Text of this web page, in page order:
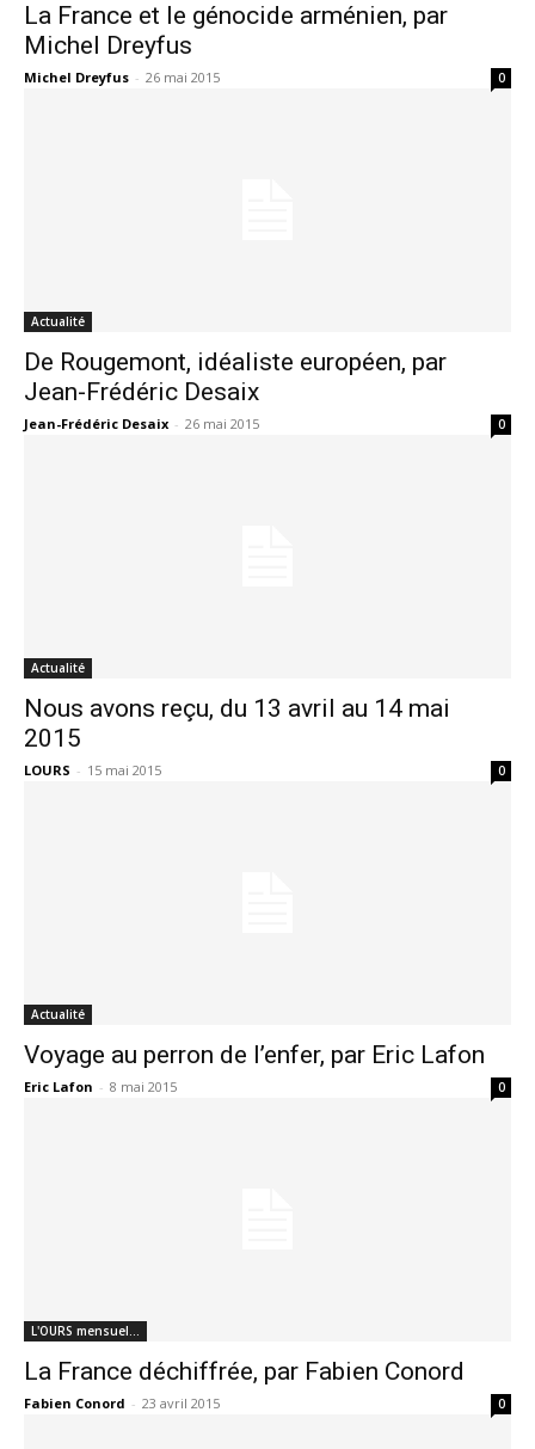
La France et le génocide arménien, par
Michel Dreyfus
Michel Dreyfus - 26 mai 2015 0
Actualité
De Rougemont, idéaliste européen, par
Jean-Frédéric Desaix
Jean-Frédéric Desaix - 26 mai 2015 0
Actualité
Nous avons reçu, du 13 avril au 14 mai
2015
LOURS - 15 mai 2015 0
Actualité
Voyage au perron de l’enfer, par Eric Lafon
Eric Lafon - 8 mai 2015 0
L'OURS mensuel…
La France déchiffrée, par Fabien Conord
Fabien Conord - 23 avril 2015 0